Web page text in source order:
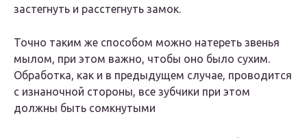
застегнуть и расстегнуть замок.
Точно таким же способом можно натереть звенья
мылом, при этом важно, чтобы оно было сухим.
Обработка, как и в предыдущем случае, проводится
с изнаночной стороны, все зубчики при этом
должны быть сомкнутыми